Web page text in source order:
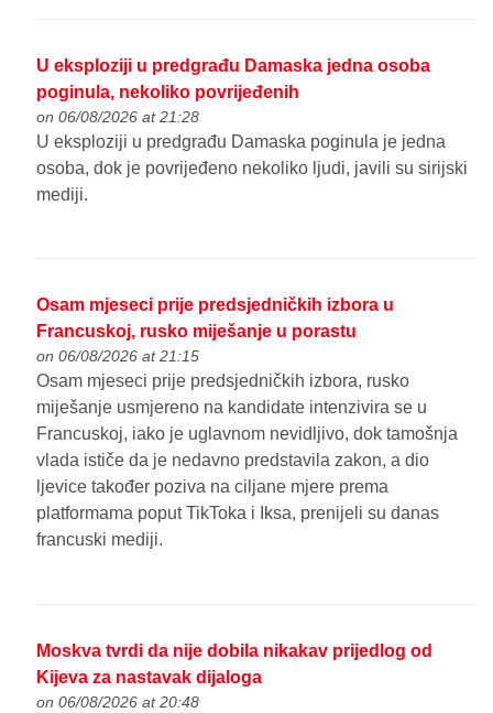
U eksploziji u predgrađu Damaska jedna osoba
poginula, nekoliko povrijeđenih
on 06/08/2026 at 21:28
U eksploziji u predgrađu Damaska poginula je jedna
osoba, dok je povrijeđeno nekoliko ljudi, javili su sirijski
mediji.
Osam mjeseci prije predsjedničkih izbora u
Francuskoj, rusko miješanje u porastu
on 06/08/2026 at 21:15
Osam mjeseci prije predsjedničkih izbora, rusko
miješanje usmjereno na kandidate intenzivira se u
Francuskoj, iako je uglavnom nevidljivo, dok tamošnja
vlada ističe da je nedavno predstavila zakon, a dio
ljevice također poziva na ciljane mjere prema
platformama poput TikToka i Iksa, prenijeli su danas
francuski mediji.
Moskva tvrdi da nije dobila nikakav prijedlog od
Kijeva za nastavak dijaloga
on 06/08/2026 at 20:48